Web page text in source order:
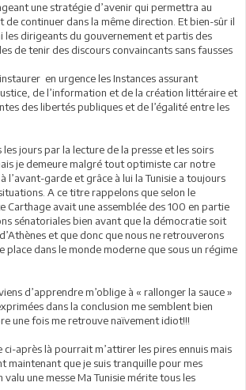
une stratégie d’avenir qui permettra au
de continuer dans la même direction. Et bien-sûr il
les dirigeants du gouvernement et partis des
de tenir des discours convaincants sans fausses
en urgence les Instances assurant
de l’information et de la création littéraire et
des libertés publiques et de l’égalité entre les
les jours par la lecture de la presse et les soirs
je demeure malgré tout optimiste car notre
l’avant-garde et grâce à lui la Tunisie a toujours
A ce titre rappelons que selon le
Carthage avait une assemblée des 100 en partie
sénatoriales bien avant que la démocratie soit
et que donc que nous ne retrouverons
dans le monde moderne que sous un régime
d’apprendre m’oblige à « rallonger la sauce »
dans la conclusion me semblent bien
une fois me retrouve naïvement idiot!!!
ci-après là pourrait m’attirer les pires ennuis mais
maintenant que je suis tranquille pour mes
valu une messe Ma Tunisie mérite tous les